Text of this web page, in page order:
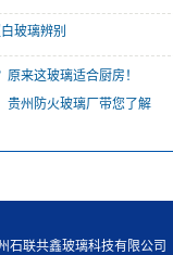
玻璃辨别
来这玻璃适合厨房！
贵州防火玻璃厂带您了解
石联共鑫玻璃科技有限公司